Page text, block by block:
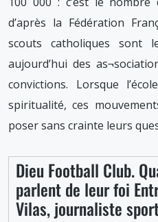
d’après la Fédération
scouts catholiques sont
aujourd’hui des
convictions. Lorsque
spiritualité, ces
poser sans crainte leurs
Dieu Football Club.
parlent de leur foi
Vilas, journaliste